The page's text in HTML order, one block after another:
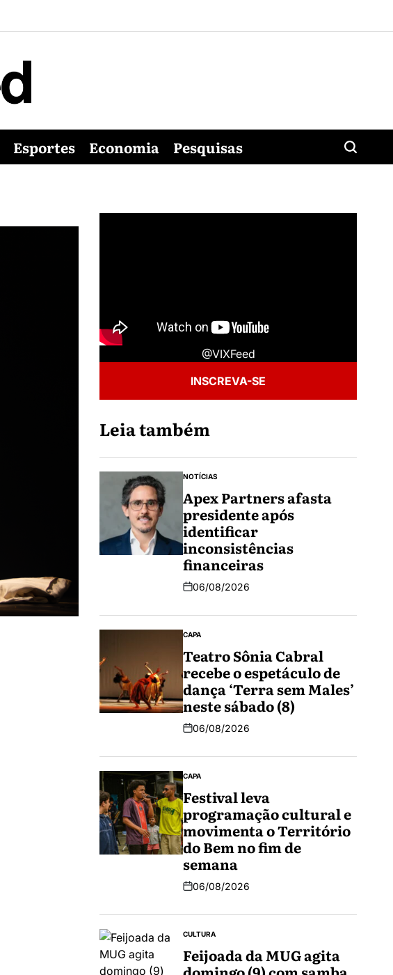
Esportes Economia Pesquisas
@VIXFeed
INSCREVA-SE
Leia também
NOTÍCIAS
Apex Partners afasta
presidente após
identificar
inconsistências
financeiras
06/08/2026
CAPA
Teatro Sônia Cabral
recebe o espetáculo de
dança ‘Terra sem Males’
neste sábado (8)
06/08/2026
CAPA
Festival leva
programação cultural e
movimenta o Território
do Bem no fim de
semana
06/08/2026
CULTURA
Feijoada da MUG agita